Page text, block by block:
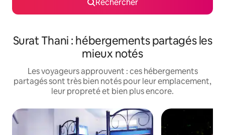
Rechercher
Surat Thani : hébergements partagés les
mieux notés
Les voyageurs approuvent : ces hébergements
partagés sont très bien notés pour leur emplacement,
leur propreté et bien plus encore.